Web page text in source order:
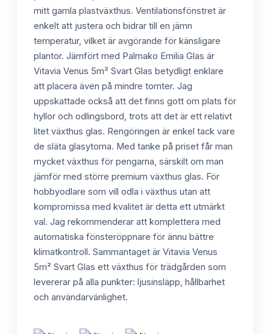
mitt gamla plastväxthus. Ventilationsfönstret är
enkelt att justera och bidrar till en jämn
temperatur, vilket är avgörande för känsligare
plantor. Jämfört med Palmako Emilia Glas är
Vitavia Venus 5m² Svart Glas betydligt enklare
att placera även på mindre tomter. Jag
uppskattade också att det finns gott om plats för
hyllor och odlingsbord, trots att det är ett relativt
litet växthus glas. Rengöringen är enkel tack vare
de släta glasytorna. Med tanke på priset får man
mycket växthus för pengarna, särskilt om man
jämför med större premium växthus glas. För
hobbyodlare som vill odla i växthus utan att
kompromissa med kvalitet är detta ett utmärkt
val. Jag rekommenderar att komplettera med
automatiska fönsteröppnare för ännu bättre
klimatkontroll. Sammantaget är Vitavia Venus
5m² Svart Glas ett växthus för trädgården som
levererar på alla punkter: ljusinsläpp, hållbarhet
och användarvänlighet.